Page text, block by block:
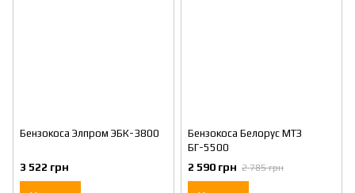
Бензокоса Элпром ЭБК-3800
3 522 грн
Бензокоса Белорус МТЗ
БГ-5500
2 590 грн 2 785 грн